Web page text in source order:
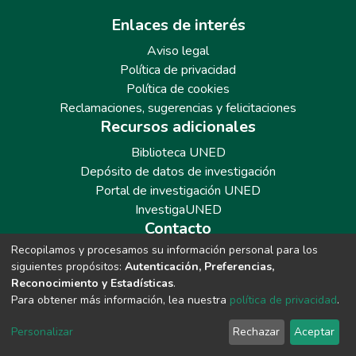
Enlaces de interés
Aviso legal
Política de privacidad
Política de cookies
Reclamaciones, sugerencias y felicitaciones
Recursos adicionales
Biblioteca UNED
Depósito de datos de investigación
Portal de investigación UNED
InvestigaUNED
Contacto
Teléfono: 913986562 / 6643 / 6633 / 8766
Correo: repositoriobiblioteca@adm.uned.es
Recopilamos y procesamos su información personal para los
siguientes propósitos: Autenticación, Preferencias,
Reconocimiento y Estadísticas.
Para obtener más información, lea nuestra política de privacidad.
Personalizar Rechazar Aceptar